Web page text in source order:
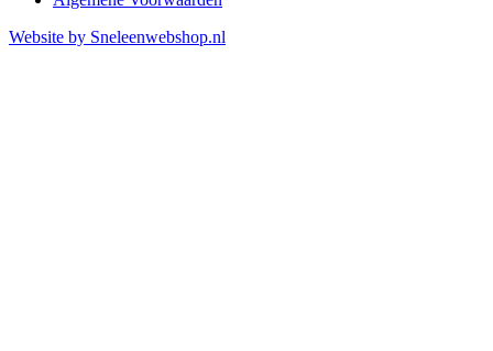
Website by Sneleenwebshop.nl